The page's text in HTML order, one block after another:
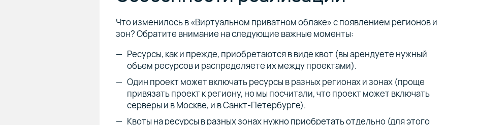
Что изменилось в «Виртуальном приватном облаке» с появлением регионов и
зон? Обратите внимание на следующие важные моменты:
Ресурсы, как и прежде, приобретаются в виде квот (вы арендуете нужный
объем ресурсов и распределяете их между проектами).
Один проект может включать ресурсы в разных регионах и зонах (проще
привязать проект к региону, но мы посчитали, что проект может включать
серверы и в Москве, и в Санкт-Петербурге).
Квоты на ресурсы в разных зонах нужно приобретать отдельно (для этого